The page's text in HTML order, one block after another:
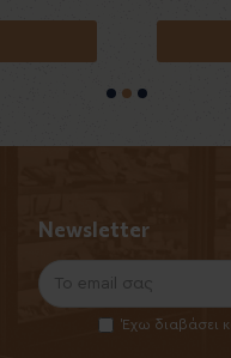
Newsletter
Έχω διαβάσει